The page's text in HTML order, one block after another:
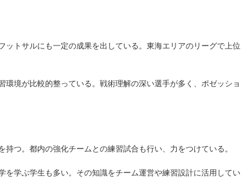
ットサルにも一定の成果を出している。東海エリアのリーグで上位
境が比較的整っている。戦術理解の深い選手が多く、ポゼッショ
つ。都内の強化チームとの練習試合も行い、力をつけている。
を学ぶ学生も多い。その知識をチーム運営や練習設計に活用してい